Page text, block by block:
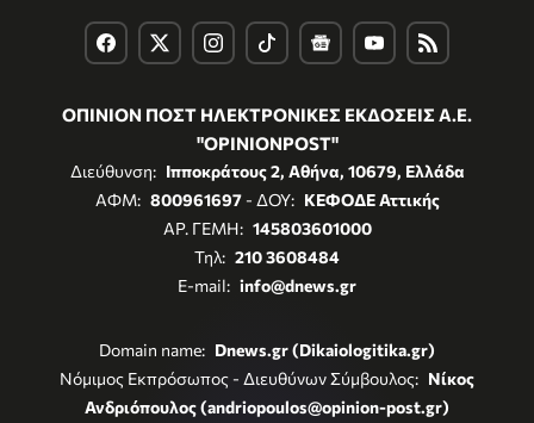
ΟΠΙΝΙΟΝ ΠΟΣΤ ΗΛΕΚΤΡΟΝΙΚΕΣ ΕΚΔΟΣΕΙΣ Α.Ε.
"OPINIONPOST"
Διεύθυνση: Ιπποκράτους 2, Αθήνα, 10679, Ελλάδα
ΑΦΜ: 800961697- ΔΟΥ: ΚΕΦΟΔΕ Αττικής
ΑΡ. ΓΕΜΗ: 145803601000
Τηλ: 210 3608484
E-mail: info@dnews.gr
Domain name: Dnews.gr (Dikaiologitika.gr)
Νόμιμος Εκπρόσωπος - Διευθύνων Σύμβουλος: Νίκος
Ανδριόπουλος (andriopoulos@opinion-post.gr)